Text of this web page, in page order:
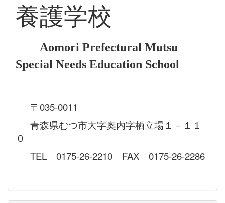
養護学校
Aomori Prefectural Mutsu
Special Needs Education School
〒035-0011
青森県むつ市大字奥内字栖立場１－１１
０
TEL 0175-26-2210 FAX 0175-26-2286